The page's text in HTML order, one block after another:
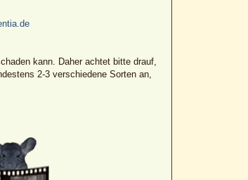
kann. Daher achtet bitte drauf,
2-3 verschiedene Sorten an,